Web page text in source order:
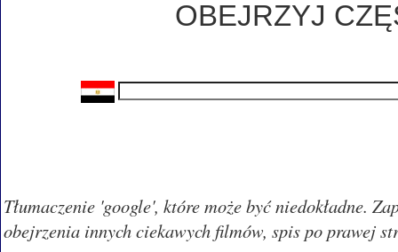
OBEJRZYJ
Tłumaczenie 'google', które może być niedokładne.
obejrzenia innych ciekawych filmów, spis po prawej